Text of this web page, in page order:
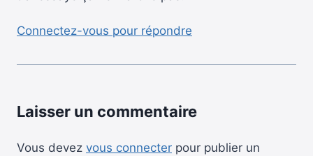
Connectez-vous pour répondre
Laisser un commentaire
Vous devez vous connecter pour publier un